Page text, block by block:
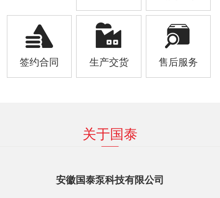
签约合同 生产交货 售后服务
关于国泰
安徽国泰泵科技有限公司